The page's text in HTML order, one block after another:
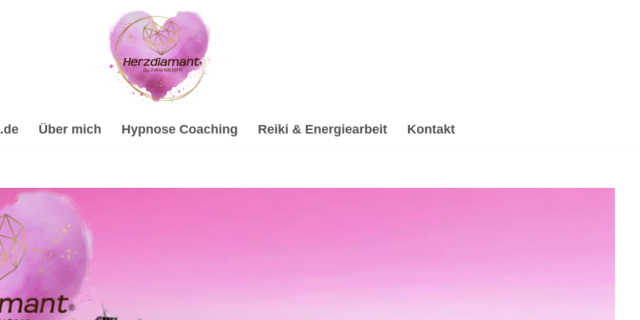
Über mich Hypnose Coaching Reiki & Energiearbeit Kontakt
✔️Heilhypnose, Psychologische Beratung, Spirituelle Trauerverarbeitung & Trauerhilfe, Reiki & Energiearbeit,
& Reiki, ☑️ Spirituelle Trauerverarbeitung & Trauerhilfe, ✔️ Psychologische Beratung und ✔️ Spirituelles
Dein Online Hypnose-Coach & psychologische Beraterin. Deine Herausforderungen, meine Mission ✉.